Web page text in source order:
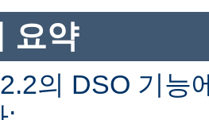
요약
의 DSO 기능